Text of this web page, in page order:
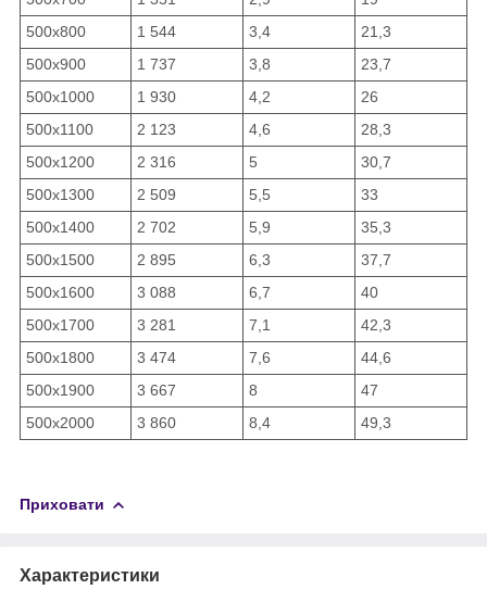
500х800
1 544 3,4
21,3
500х900
1 737 3,8
23,7
500х1000
1 930 4,2
26
500х1100
2 123 4,6
28,3
500х1200
2 316 5
30,7
500х1300
2 509 5,5
33
500х1400
2 702 5,9
35,3
500х1500
2 895 6,3
37,7
500х1600
3 088 6,7
40
500х1700
3 281 7,1
42,3
500х1800
3 474 7,6
44,6
500х1900
3 667 8
47
500х2000
3 860 8,4 49,3
Приховати
Характеристики